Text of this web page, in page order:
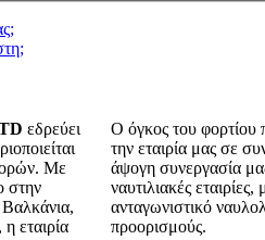
εδρεύει
Με
στην
εταιρία
O όγκος του φορτίου
την εταιρία μας σε
άψογη συνεργασία
ναυτιλιακές
ανταγωνιστικό
προορισμούς.